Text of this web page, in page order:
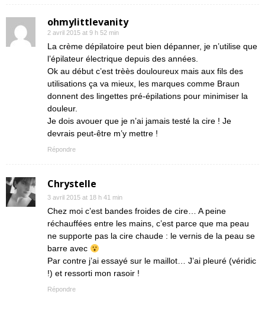
ohmylittlevanity
2 avril 2015 at 9 h 52 min
La crème dépilatoire peut bien dépanner, je n’utilise que
l’épilateur électrique depuis des années.
Ok au début c’est trèès douloureux mais aux fils des
utilisations ça va mieux, les marques comme Braun
donnent des lingettes pré-épilations pour minimiser la
douleur.
Je dois avouer que je n’ai jamais testé la cire ! Je
devrais peut-être m’y mettre !
Répondre
Chrystelle
3 avril 2015 at 18 h 41 min
Chez moi c’est bandes froides de cire… A peine
réchauffées entre les mains, c’est parce que ma peau
ne supporte pas la cire chaude : le vernis de la peau se
barre avec
Par contre j’ai essayé sur le maillot… J’ai pleuré (véridic
!) et ressorti mon rasoir !
Répondre